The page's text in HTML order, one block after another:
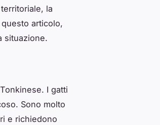
la
articolo,
situazione.
I gatti
Sono molto
e richiedono